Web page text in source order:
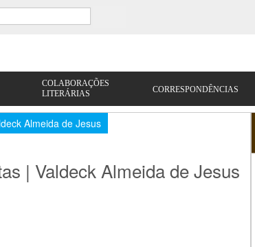
Almeida de Jesus
| Valdeck Almeida de Jesus